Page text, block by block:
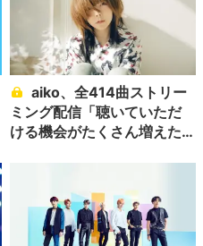
aiko、全414曲ストリー
ミング配信「聴いていただ
ける機会がたくさん増えた